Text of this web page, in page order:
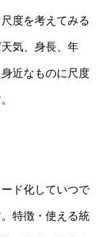
度を考えてみる
気、身長、年
近なものに尺度
ド化していつで
特徴・使える統